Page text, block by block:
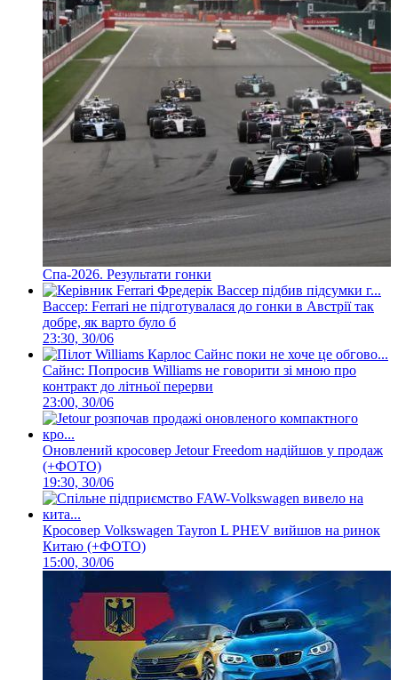
Спа-2026. Результати гонки
Вассер: Ferrari не підготувалася до гонки в Австрії так
добре, як варто було б
23:30, 30/06
Сайнс: Попросив Williams не говорити зі мною про
контракт до літньої перерви
23:00, 30/06
Оновлений кросовер Jetour Freedom надійшов у продаж
(+ФОТО)
19:30, 30/06
Кросовер Volkswagen Tayron L PHEV вийшов на ринок
Китаю (+ФОТО)
15:00, 30/06